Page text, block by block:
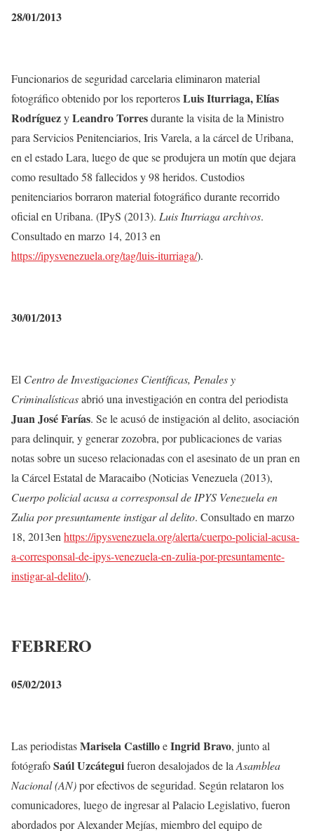
28/01/2013
Funcionarios de seguridad carcelaria eliminaron material
fotográfico obtenido por los reporterosLuis Iturriaga, Elías
RodríguezyLeandro Torresdurante la visita de la Ministro
para Servicios Penitenciarios, Iris Varela, a la cárcel de Uribana,
en el estado Lara, luego de que se produjera un motín que dejara
como resultado 58 fallecidos y 98 heridos. Custodios
penitenciarios borraron material fotográfico durante recorrido
oficial en Uribana. (IPyS (2013). Luis Iturriaga archivos.
Consultado en marzo 14, 2013 en
https://ipysvenezuela.org/tag/luis-iturriaga/).
30/01/2013
El Centro de Investigaciones Científicas, Penales y
Criminalísticasabrió una investigación en contra del periodista
Juan José Farías. Se le acusó de instigación al delito, asociación
para delinquir, y generar zozobra, por publicaciones de varias
notas sobre un suceso relacionadas con el asesinato de un pran en
la Cárcel Estatal de Maracaibo (Noticias Venezuela (2013),
Cuerpo policial acusa a corresponsal de IPYS Venezuela en
Zulia por presuntamente instigar al delito. Consultado en marzo
18, 2013en https://ipysvenezuela.org/alerta/cuerpo-policial-acusa-
a-corresponsal-de-ipys-venezuela-en-zulia-por-presuntamente-
instigar-al-delito/).
FEBRERO
05/02/2013
Las periodistasMarisela CastilloeIngrid Bravo, junto al
fotógrafoSaúl Uzcáteguifueron desalojados de la Asamblea
Nacional (AN)por efectivos de seguridad. Según relataron los
comunicadores, luego de ingresar al Palacio Legislativo, fueron
abordados por Alexander Mejías, miembro del equipo de